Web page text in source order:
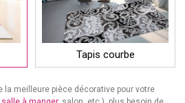
Tapis courbe
la meilleure pièce décorative pour votre